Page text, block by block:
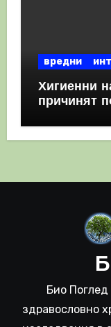
вредни
Хигиенни
причинят
Био
здравословно